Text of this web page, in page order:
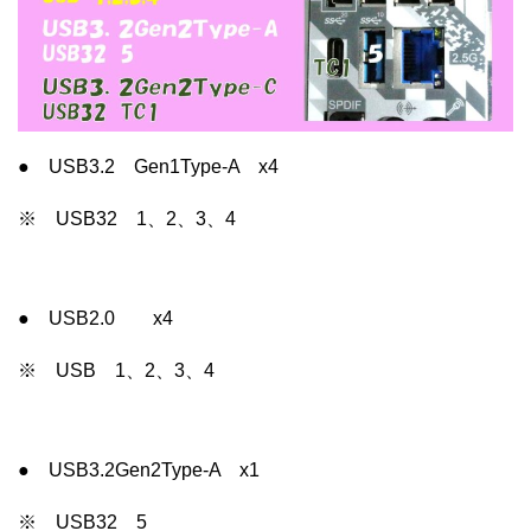
● USB3.2 Gen1Type-A x4
※ USB32 1、2、3、4
● USB2.0 x4
※ USB 1、2、3、4
● USB3.2Gen2Type-A x1
※ USB32 5